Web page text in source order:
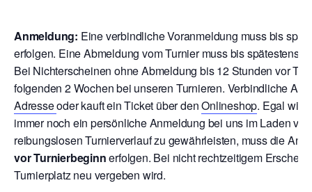
Anmeldung: Eine verbindliche Voranmeldung muss bis
erfolgen. Eine Abmeldung vom Turnier muss bis spätestens
Bei Nichterscheinen ohne Abmeldung bis 12 Stunden vor
folgenden 2 Wochen bei unseren Turnieren. Verbindliche
Adresseoder kauft ein Ticket über denOnlineshop. Egal wie
immer noch ein persönliche Anmeldung bei uns im Laden
reibungslosen Turnierverlauf zu gewährleisten, muss die
vor Turnierbeginnerfolgen. Bei nicht rechtzeitigem
Turnierplatz neu vergeben wird.